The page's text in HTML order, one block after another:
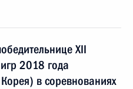
XII
2018 года
в соревнованиях